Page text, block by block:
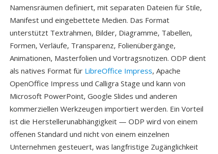
Namensräumen definiert, mit separaten Dateien für Stile,
Manifest und eingebettete Medien. Das Format
unterstützt Textrahmen, Bilder, Diagramme, Tabellen,
Formen, Verläufe, Transparenz, Folienübergänge,
Animationen, Masterfolien und Vortragsnotizen. ODP dient
als natives Format für LibreOffice Impress, Apache
OpenOffice Impress und Calligra Stage und kann von
Microsoft PowerPoint, Google Slides und anderen
kommerziellen Werkzeugen importiert werden. Ein Vorteil
ist die Herstellerunabhängigkeit — ODP wird von einem
offenen Standard und nicht von einem einzelnen
Unternehmen gesteuert, was langfristige Zugänglichkeit